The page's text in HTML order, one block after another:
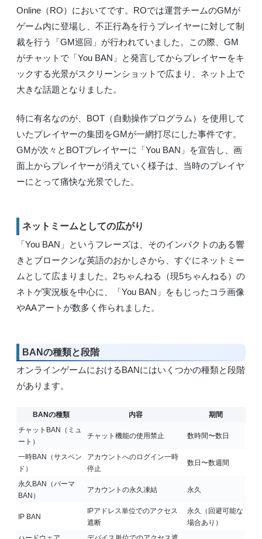
Online（RO）においてです。ROでは運営チームのGMが
ゲーム内に登場し、不正行為を行うプレイヤーに対して制
裁を行う「GM巡回」が行われていました。この際、GM
がチャットで「You BAN」と発言してからプレイヤーをキ
ックする光景がスクリーンショットで広まり、ネット上で
大きな話題となりました。
特に有名なのが、BOT（自動操作プログラム）を使用して
いたプレイヤーの集団をGMが一網打尽にした事件です。
GMが次々とBOTプレイヤーに「You BAN」を宣告し、画
面上からプレイヤーが消えていく様子は、当時のプレイヤ
ーにとって痛快な光景でした。
ネットミームとしての広がり
「You BAN」というフレーズは、そのインパクトのある響
きとブロークンな英語のおかしさから、すぐにネットミー
ムとして広まりました。2ちゃんねる（現5ちゃんねる）の
ネトゲ実況板を中心に、「You BAN」をもじったコラ画像
やAAアートが数多く作られました。
BANの種類と段階
オンラインゲームにおけるBANにはいくつかの種類と段階
があります。
BANの種類 内容
期間
チャットBAN（ミュ
ート）
チャット機能の使用禁止 数時間〜数日
一時BAN（サスペン
ド）
アカウントへのログイン一時
停止
数日〜数週間
永久BAN（パーマ
BAN）
アカウントの永久凍結 永久
IP BAN
IPアドレス単位でのアクセス
遮断
永久（回避可能な
場合あり）
ハードウェア
デバイス単位でのアクセス遮